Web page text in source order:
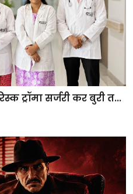
ट्रॉमा सर्जरी कर बुरी त...